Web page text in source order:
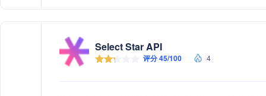
Select Star API
评分 45/100 4